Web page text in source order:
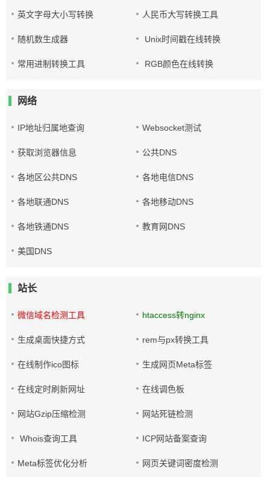
英文字母大小写转换 人民币大写转换工具
随机数生成器 Unix时间戳在线转换
常用进制转换工具 RGB颜色在线转换
网络
IP地址归属地查询 Websocket测试
获取浏览器信息 公共DNS
各地区公共DNS 各地电信DNS
各地联通DNS 各地移动DNS
各地铁通DNS 教育网DNS
美国DNS
站长
微信域名检测工具 htaccess转nginx
生成桌面快捷方式 rem与px转换工具
在线制作ico图标 生成网页Meta标签
在线定时刷新网址 在线调色板
网站Gzip压缩检测 网站死链检测
Whois查询工具 ICP网站备案查询
Meta标签优化分析 网页关键词密度检测